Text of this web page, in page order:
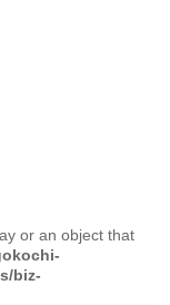
or an object that
biz-